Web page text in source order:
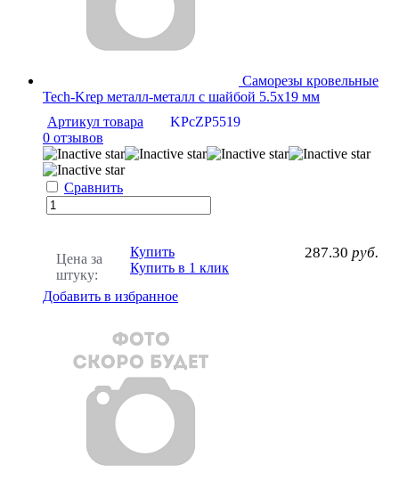
Саморезы кровельные
Tech-Krep металл-металл с шайбой 5.5х19 мм
Артикул товара
KPcZP5519
0 отзывов
Сравнить
Цена за
штуку:
287.30 руб.
Купить
Купить в 1 клик
Добавить в избранное